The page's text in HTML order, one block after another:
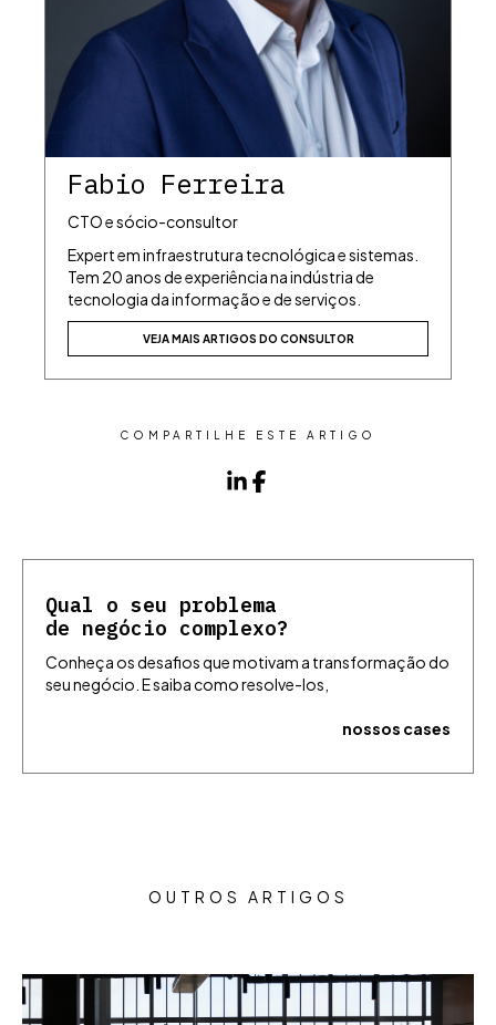
Fabio Ferreira
CTO e sócio-consultor
Expert em infraestrutura tecnológica e sistemas.
Tem 20 anos de experiência na indústria de
tecnologia da informação e de serviços.
VEJA MAIS ARTIGOS DO CONSULTOR
COMPARTILHE ESTE ARTIGO
Qual o seu problema
de negócio complexo?
Conheça os desafios que motivam a transformação do
seu negócio. E saiba como resolve-los,
nossos cases
OUTROS ARTIGOS